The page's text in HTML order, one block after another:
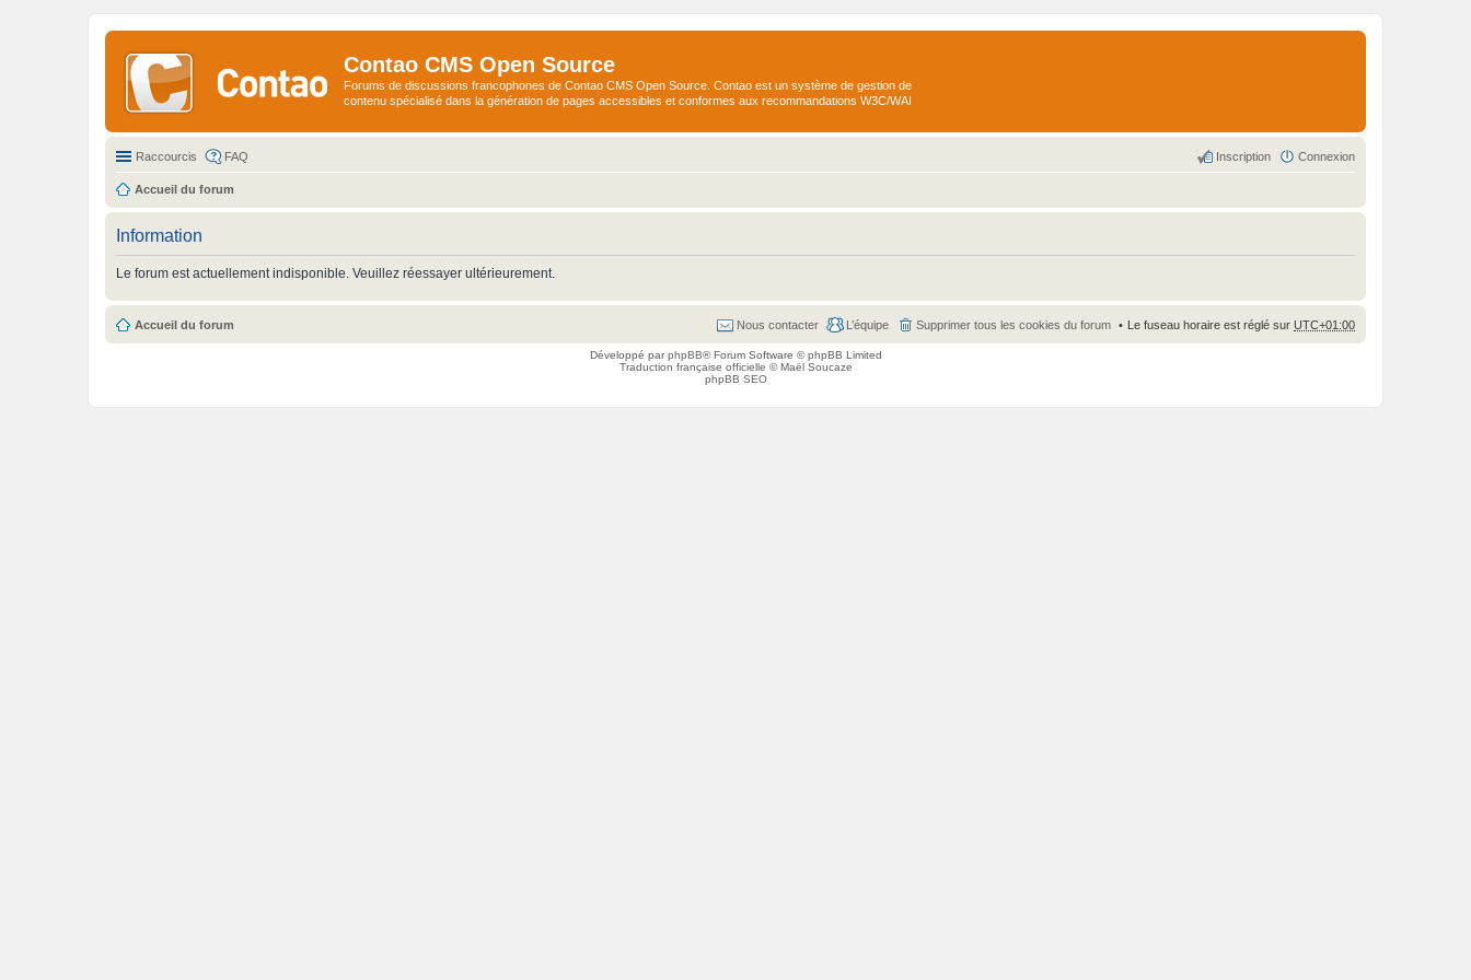
Contao CMS Open Source
Forums de discussions francophones de Contao CMS Open Source. Contao est un système de gestion de
contenu spécialisé dans la génération de pages accessibles et conformes aux recommandations W3C/WAI
Raccourcis FAQ Connexion
Inscription
Accueil du forum
Information
Le forum est actuellement indisponible. Veuillez réessayer ultérieurement.
Accueil du forum Le fuseau horaire est réglé sur UTC+01:00
Supprimer tous les cookies du forum
L’équipe
Nous contacter
Développé parphpBB® Forum Software © phpBB Limited
Traduction française officielle ©Maël Soucaze
phpBB SEO